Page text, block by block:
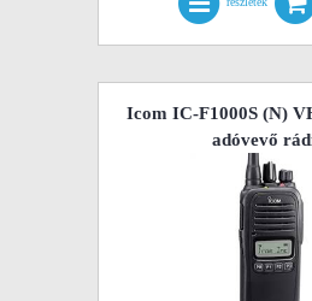
Icom IC-F1000S (N)
adóvevő